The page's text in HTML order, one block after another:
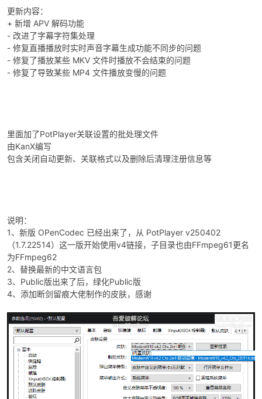
52
更新内容：
+ 新增 APV 解码功能
- 改进了字幕字符集处理
- 修复直播播放时实时声音字幕生成功能不同步的问题
- 修复了播放某些 MKV 文件时播放不会结束的问题
- 修复了导致某些 MP4 文件播放变慢的问题
里面加了PotPlayer关联设置的批处理文件
由KanX编写
包含关闭自动更新、关联格式以及删除后清理注册信息等
说明：
1、新版 OPenCodec 已经出来了，从 PotPlayer v250402
（1.7.22514）这一版开始使用v4链接，子目录也由FFmpeg61更名
为FFmpeg62
2、替换最新的中文语言包
3、Public版出来了后，绿化Public版
4、添加断剑留痕大佬制作的皮肤，感谢